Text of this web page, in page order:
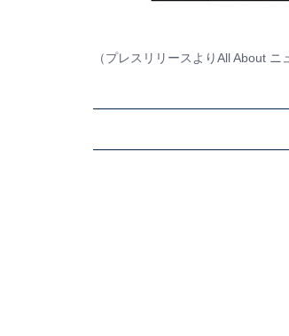
（プレスリリースよりAll About ニ